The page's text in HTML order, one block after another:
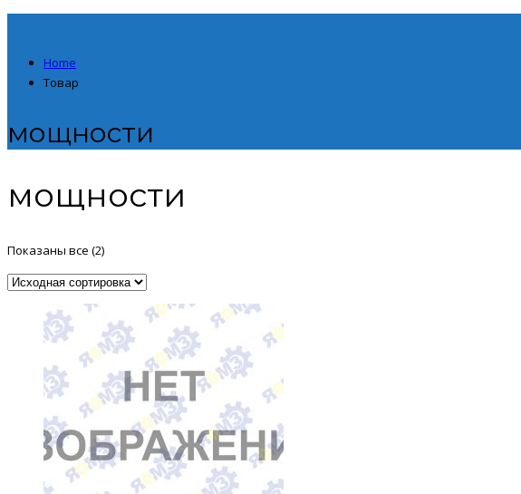
Home
Товар
мощности
мощности
Показаны все (2)